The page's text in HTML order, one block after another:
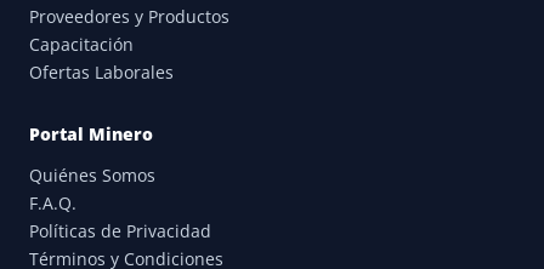
Proveedores y Productos
Capacitación
Ofertas Laborales
Portal Minero
Quiénes Somos
F.A.Q.
Políticas de Privacidad
Términos y Condiciones